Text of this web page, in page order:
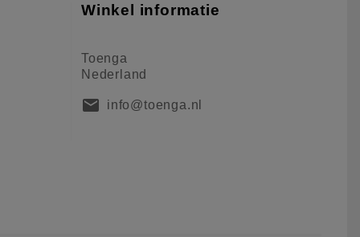
Winkel informatie
Toenga
Nederland
mail info@toenga.nl